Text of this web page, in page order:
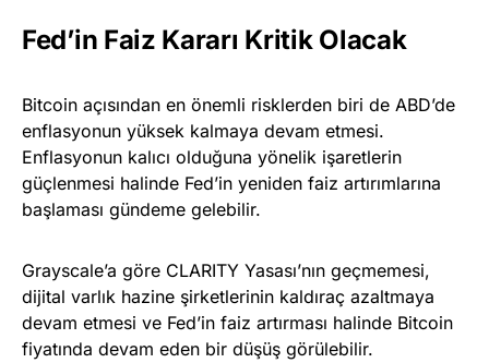
Fed’in Faiz Kararı Kritik Olacak
Bitcoin açısından en önemli risklerden biri de ABD’de
enflasyonun yüksek kalmaya devam etmesi.
Enflasyonun kalıcı olduğuna yönelik işaretlerin
güçlenmesi halinde Fed’in yeniden faiz artırımlarına
başlaması gündeme gelebilir.
Grayscale’a göre CLARITY Yasası’nın geçmemesi,
dijital varlık hazine şirketlerinin kaldıraç azaltmaya
devam etmesi ve Fed’in faiz artırması halinde Bitcoin
fiyatında devam eden bir düşüş görülebilir.